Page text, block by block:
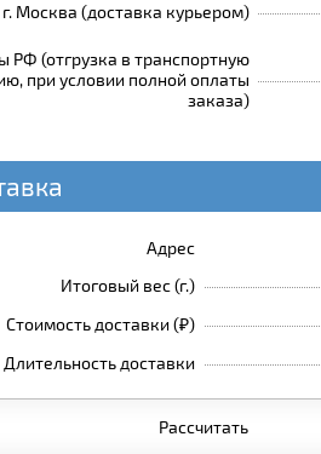
г. Москва (доставка курьером)
РФ (отгрузка в транспортную
при условии полной оплаты
заказа)
Адрес
Итоговый вес (г.)
Стоимость доставки (₽)
Длительность доставки
Рассчитать